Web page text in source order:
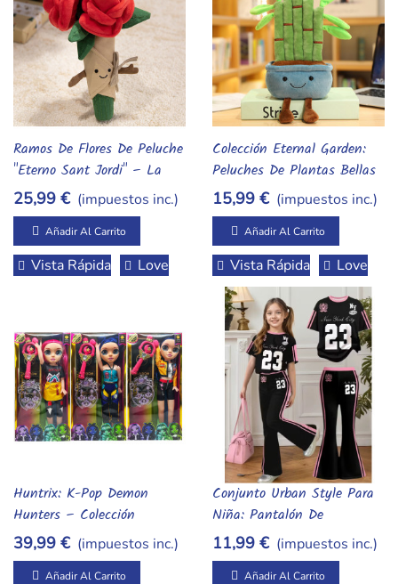
Añadir Al Carrito
Ramos De Flores De Peluche
"Eterno Sant Jordi" – La
Rosa Que Nunca Se
Marchita
25,99 € (impuestos inc.)
Añadir Al Carrito
Vista Rápida Love
Añadir Al Carrito
Colección Eternal Garden:
Peluches De Plantas Bellas
Y Suculentas
15,99 € (impuestos inc.)
Añadir Al Carrito
Vista Rápida Love
Añadir Al Carrito
Huntrix: K-Pop Demon
Hunters – Colección
Especial: Zoe, Mira & Rumi
39,99 € (impuestos inc.)
Añadir Al Carrito
Añadir Al Carrito
Conjunto Urban Style Para
Niña: Pantalón De
Campana Y Camiseta
"Legend 23"
11,99 € (impuestos inc.)
Añadir Al Carrito